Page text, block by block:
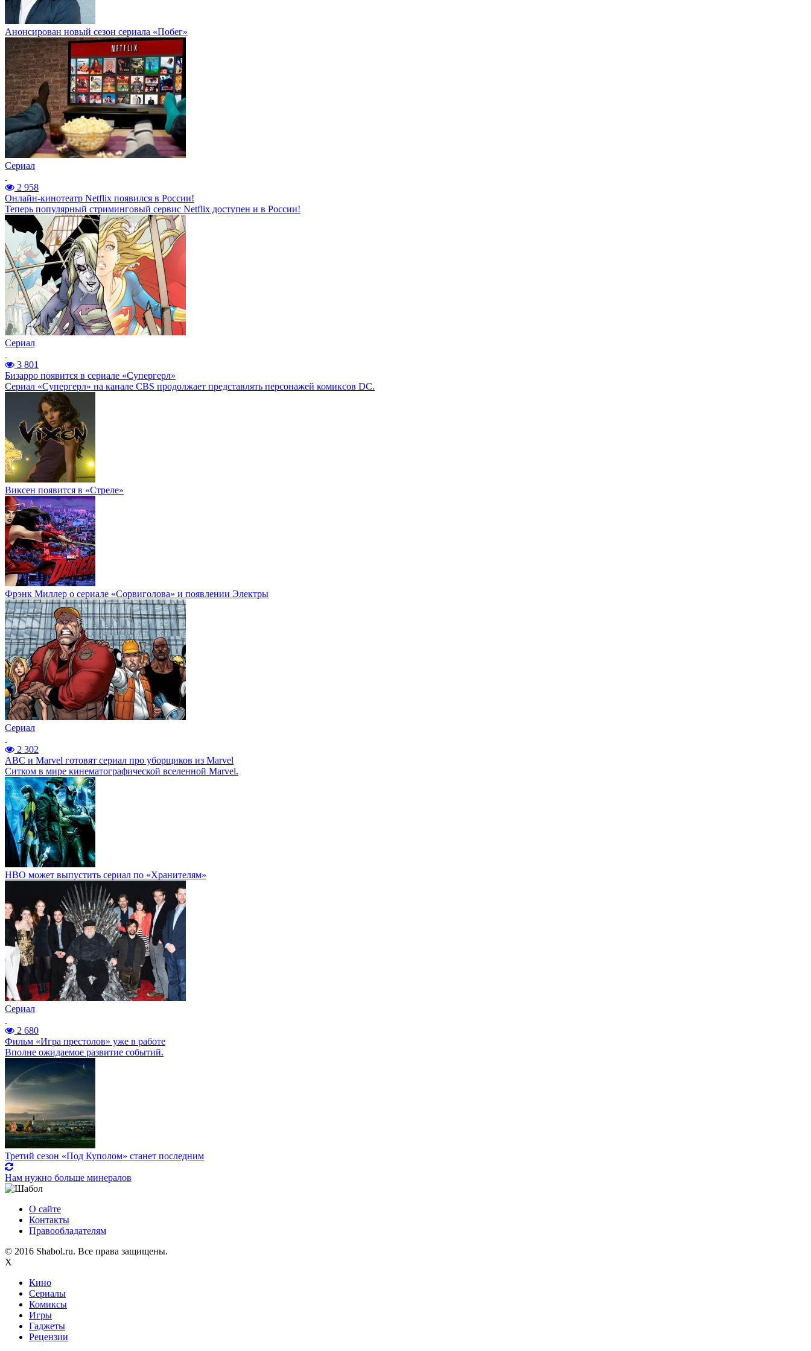
Анонсирован новый сезон сериала «Побег»
Сериал
2 958
Онлайн-кинотеатр Netflix появился в России!
Теперь популярный стриминговый сервис Netflix доступен и в России!
Сериал
3 801
Бизарро появится в сериале «Супергерл»
Сериал «Супергерл» на канале CBS продолжает представлять персонажей комиксов DC.
Виксен появится в «Стреле»
Фрэнк Миллер о сериале «Сорвиголова» и появлении Электры
Сериал
2 302
ABC и Marvel готовят сериал про уборщиков из Marvel
Ситком в мире кинематографической вселенной Marvel.
HBO может выпустить сериал по «Хранителям»
Сериал
2 680
Фильм «Игра престолов» уже в работе
Вполне ожидаемое развитие событий.
Третий сезон «Под Куполом» станет последним
Нам нужно больше минералов
О сайте
Контакты
Правообладателям
© 2016 Shabol.ru. Все права защищены.
X
Кино
Сериалы
Комиксы
Игры
Гаджеты
Рецензии